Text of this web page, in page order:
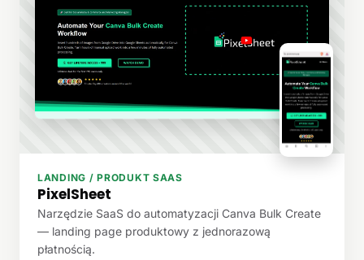
LANDING / PRODUKT SAAS
PixelSheet
Narzędzie SaaS do automatyzacji Canva Bulk Create
— landing page produktowy z jednorazową
płatnością.